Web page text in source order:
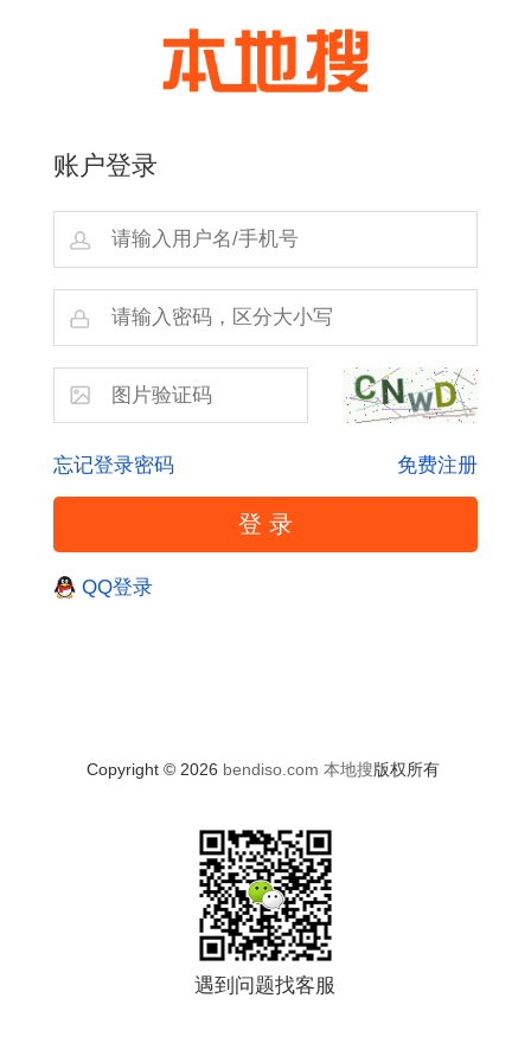
账户登录
忘记登录密码 免费注册
QQ登录
Copyright © 2026 bendiso.com 本地搜版权所有
遇到问题找客服